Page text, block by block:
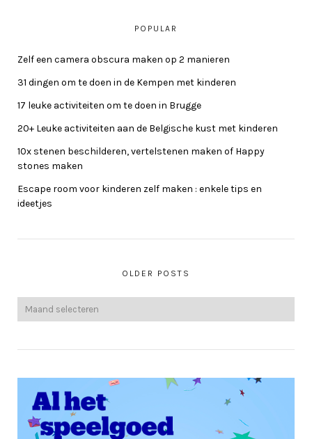
POPULAR
Zelf een camera obscura maken op 2 manieren
31 dingen om te doen in de Kempen met kinderen
17 leuke activiteiten om te doen in Brugge
20+ Leuke activiteiten aan de Belgische kust met kinderen
10x stenen beschilderen, vertelstenen maken of Happy
stones maken
Escape room voor kinderen zelf maken : enkele tips en
ideetjes
OLDER POSTS